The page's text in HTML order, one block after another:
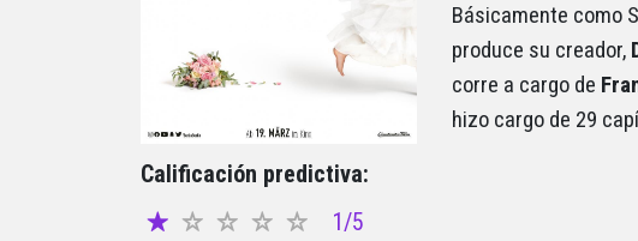
Calificación predictiva:
1/5
Básicamente como
produce su creador,
corre a cargo de
hizo cargo de 29